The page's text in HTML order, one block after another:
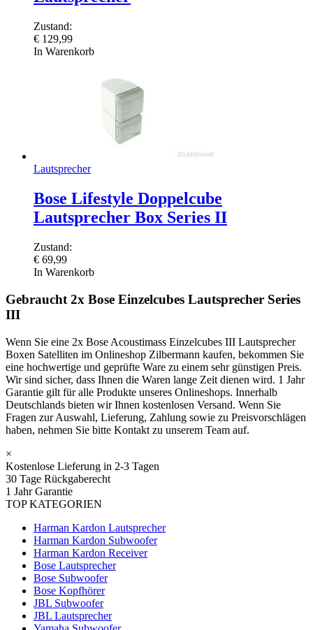
Zustand:
€ 129,99
In Warenkorb
Lautsprecher
Bose Lifestyle Doppelcube
Lautsprecher Box Series II
Zustand:
€ 69,99
In Warenkorb
Gebraucht 2x Bose Einzelcubes Lautsprecher Series
III
Wenn Sie eine 2x Bose Acoustimass Einzelcubes III Lautsprecher
Boxen Satelliten im Onlineshop Zilbermann kaufen, bekommen Sie
eine hochwertige und geprüfte Ware zu einem sehr günstigen Preis.
Wir sind sicher, dass Ihnen die Waren lange Zeit dienen wird. 1 Jahr
Garantie gilt für alle Produkte unseres Onlineshops. Innerhalb
Deutschlands bieten wir Ihnen kostenlosen Versand. Wenn Sie
Fragen zur Auswahl, Lieferung, Zahlung sowie zu Preisvorschlägen
haben, nehmen Sie bitte Kontakt zu unserem Team auf.
×
Kostenlose Lieferung in 2-3 Tagen
30 Tage Rückgaberecht
1 Jahr Garantie
TOP KATEGORIEN
Harman Kardon Lautsprecher
Harman Kardon Subwoofer
Harman Kardon Receiver
Bose Lautsprecher
Bose Subwoofer
Bose Kopfhörer
JBL Subwoofer
JBL Lautsprecher